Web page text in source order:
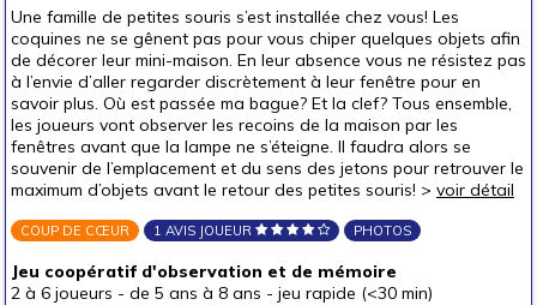
Une famille de petites souris s’est installée chez vous! Les
coquines ne se gênent pas pour vous chiper quelques objets afin
de décorer leur mini-maison. En leur absence vous ne résistez pas
à l’envie d’aller regarder discrètement à leur fenêtre pour en
savoir plus. Où est passée ma bague? Et la clef? Tous ensemble,
les joueurs vont observer les recoins de la maison par les
fenêtres avant que la lampe ne s’éteigne. Il faudra alors se
souvenir de l’emplacement et du sens des jetons pour retrouver le
maximum d’objets avant le retour des petites souris! > voir détail
COUP DE CŒUR 1 AVIS JOUEUR PHOTOS
Jeu coopératif d'observation et de mémoire
2 à 6 joueurs - de 5 ans à 8 ans - jeu rapide (<30 min)